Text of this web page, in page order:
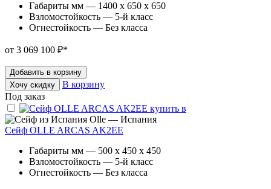
Габариты мм — 1400 x 650 x 650
Взломостойкость — 5-й класс
Огнестойкость — Без класса
от 3 069 100 ₽*
Добавить в корзину
Хочу скидку
В корзину
Под заказ
Olle — Испания
Сейф OLLE ARCAS AK2EE
Габариты мм — 500 x 450 x 450
Взломостойкость — 5-й класс
Огнестойкость — Без класса